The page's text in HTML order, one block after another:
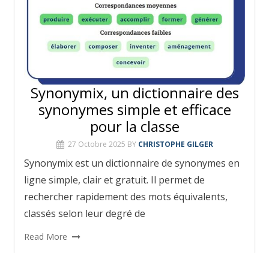
Synonymix, un dictionnaire des
synonymes simple et efficace
pour la classe
27 Octobre 2025 BY CHRISTOPHE GILGER
Synonymix est un dictionnaire de synonymes en
ligne simple, clair et gratuit. Il permet de
rechercher rapidement des mots équivalents,
classés selon leur degré de
Read More